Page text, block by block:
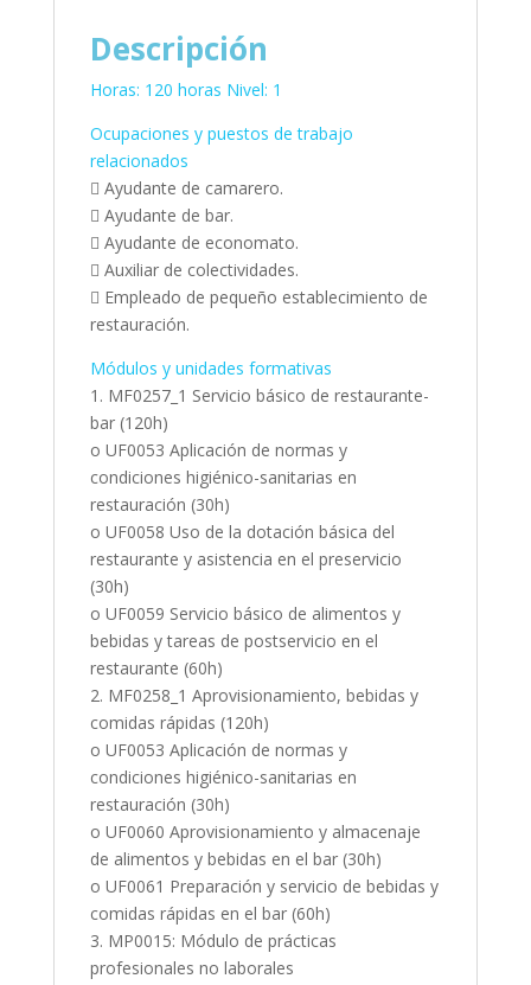
Descripción
Horas: 120 horas Nivel: 1
Ocupaciones y puestos de trabajo
relacionados
 Ayudante de camarero.
 Ayudante de bar.
 Ayudante de economato.
 Auxiliar de colectividades.
 Empleado de pequeño establecimiento de
restauración.
Módulos y unidades formativas
1. MF0257_1 Servicio básico de restaurante-
bar (120h)
o UF0053 Aplicación de normas y
condiciones higiénico-sanitarias en
restauración (30h)
o UF0058 Uso de la dotación básica del
restaurante y asistencia en el preservicio
(30h)
o UF0059 Servicio básico de alimentos y
bebidas y tareas de postservicio en el
restaurante (60h)
2. MF0258_1 Aprovisionamiento, bebidas y
comidas rápidas (120h)
o UF0053 Aplicación de normas y
condiciones higiénico-sanitarias en
restauración (30h)
o UF0060 Aprovisionamiento y almacenaje
de alimentos y bebidas en el bar (30h)
o UF0061 Preparación y servicio de bebidas y
comidas rápidas en el bar (60h)
3. MP0015: Módulo de prácticas
profesionales no laborales